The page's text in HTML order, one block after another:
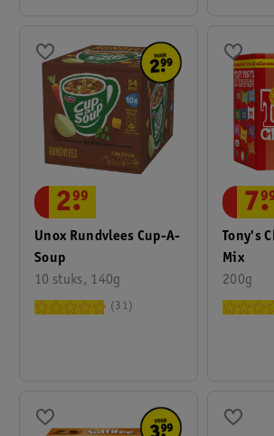
Unox Rundvlees Cup-A-
Soup
10 stuks, 140g
2.
99
31
Tony's
Mix
200g
7.